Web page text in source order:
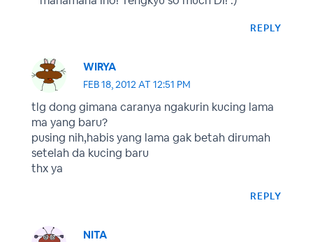
REPLY
WIRYA
FEB 18, 2012 AT 12:51 PM
tlg dong gimana caranya ngakurin kucing lama
ma yang baru?
pusing nih,habis yang lama gak betah dirumah
setelah da kucing baru
thx ya
REPLY
NITA